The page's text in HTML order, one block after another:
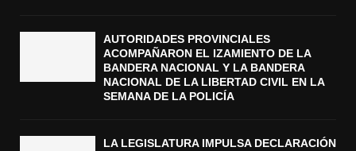
AUTORIDADES PROVINCIALES
ACOMPAÑARON EL IZAMIENTO DE LA
BANDERA NACIONAL Y LA BANDERA
NACIONAL DE LA LIBERTAD CIVIL EN LA
SEMANA DE LA POLICÍA
LA LEGISLATURA IMPULSA DECLARACIÓN